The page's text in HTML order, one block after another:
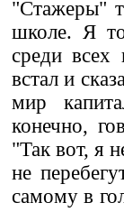
"Стажеры"
школе. Я
среди всех
встал и
мир
конечно,
"Так вот, я
не
самому в